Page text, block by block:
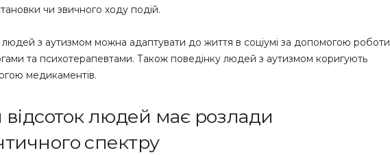
чи звичного ходу подій.
людей з аутизмом можна адаптувати до життя в соціумі за допомогою роботи
та психотерапевтами. Також поведінку людей з аутизмом коригують
медикаментів.
людей має розлади
спектру